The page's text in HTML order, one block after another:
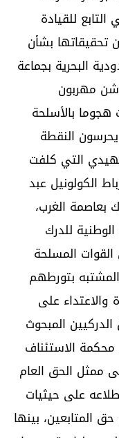
التابع للقيادة
تحقيقاتها بشأن
البحرية بجماعة
شن مهربون
هجوما بالأسلحة
النقطة
التي كلفت
الكولونيل عبد
بعاصمة الغرب،
للدرك
المسلحة
إضافة إلى 4 من المشتبه بتورطهم
على
المبحوث
الاستئناف
ممثل الحق العام
على حيثيات
المتابعين، بينها